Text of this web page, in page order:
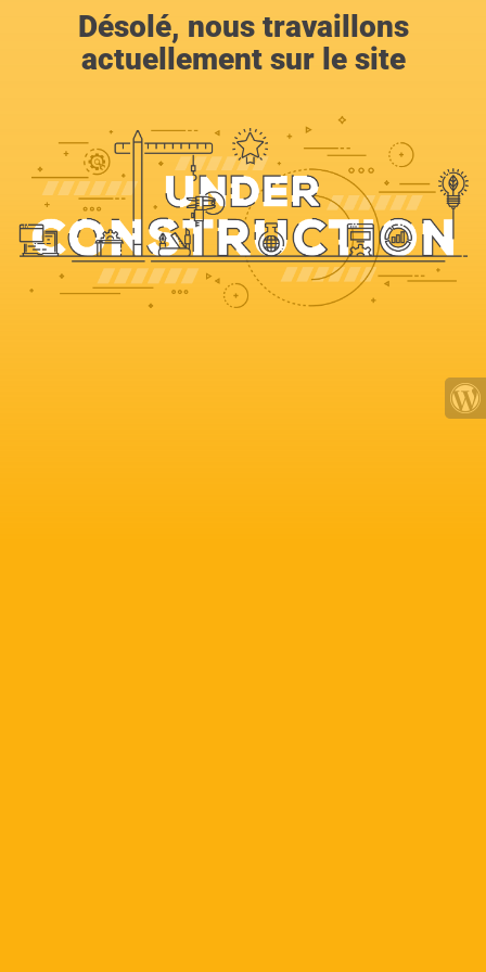
Désolé, nous travaillons
actuellement sur le site